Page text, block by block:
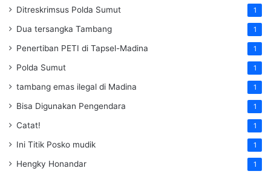
Ditreskrimsus Polda Sumut 1
Dua tersangka Tambang 1
Penertiban PETI di Tapsel-Madina 1
Polda Sumut 1
tambang emas ilegal di Madina 1
Bisa Digunakan Pengendara 1
Catat! 1
Ini Titik Posko mudik 1
Hengky Honandar 1